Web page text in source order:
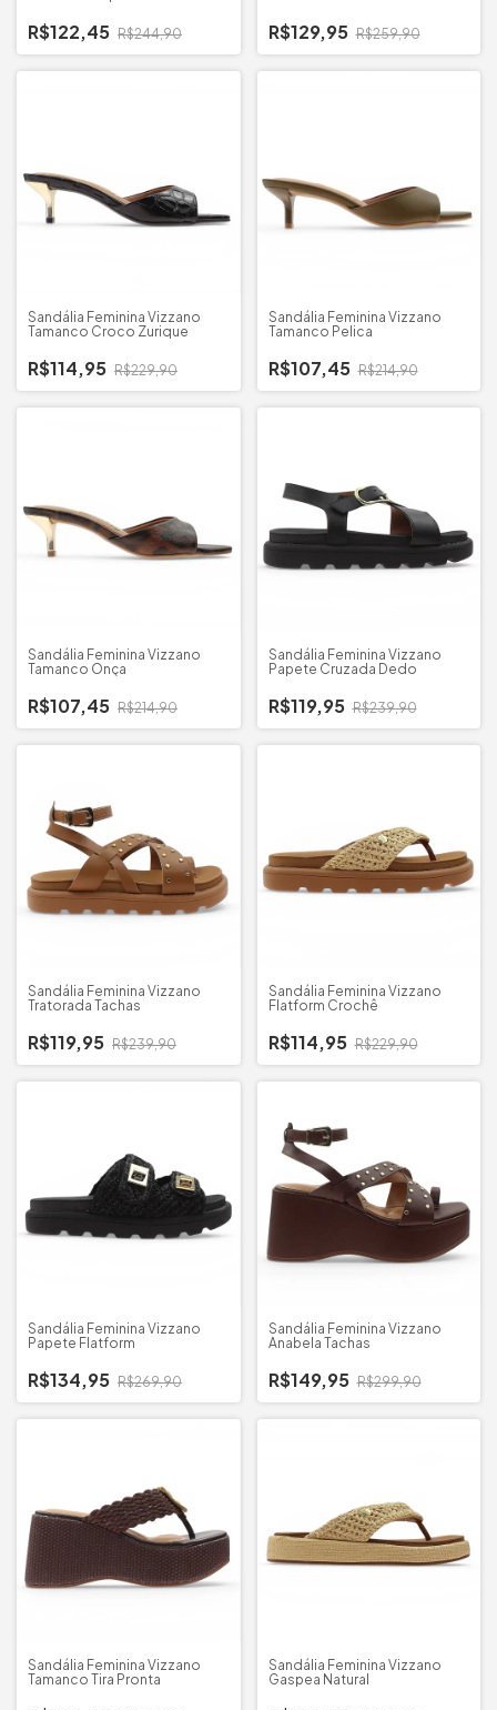
R$122,45 R$244,90 R$129,95 R$259,90
Sandália Feminina Vizzano
Tamanco Croco Zurique
R$114,95 R$229,90
Sandália Feminina Vizzano
Tamanco Pelica
R$107,45 R$214,90
Sandália Feminina Vizzano
Tamanco Onça
R$107,45 R$214,90
Sandália Feminina Vizzano
Papete Cruzada Dedo
R$119,95 R$239,90
Sandália Feminina Vizzano
Tratorada Tachas
R$119,95 R$239,90
Sandália Feminina Vizzano
Flatform Crochê
R$114,95 R$229,90
Sandália Feminina Vizzano
Papete Flatform
R$134,95 R$269,90
Sandália Feminina Vizzano
Anabela Tachas
R$149,95 R$299,90
Sandália Feminina Vizzano
Tamanco Tira Pronta
Sandália Feminina Vizzano
Gaspea Natural